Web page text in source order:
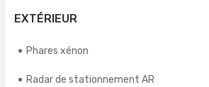
EXTÉRIEUR
Phares xénon
Radar de stationnement AR